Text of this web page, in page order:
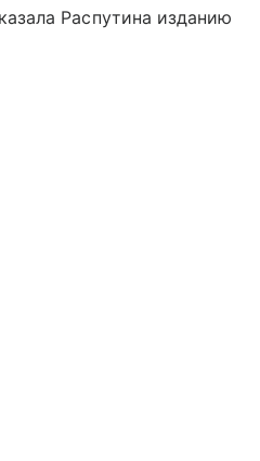
Распутина изданию